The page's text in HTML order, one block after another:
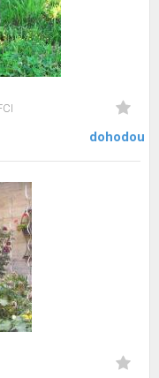
dohodou